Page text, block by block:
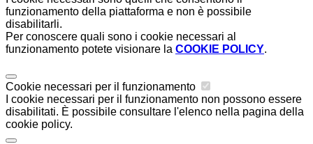
funzionamento della piattaforma e non è possibile
disabilitarli.
Per conoscere quali sono i cookie necessari al
funzionamento potete visionare la COOKIE POLICY.
Cookie necessari per il funzionamento
I cookie necessari per il funzionamento non possono essere
disabilitati. È possibile consultare l'elenco nella pagina della
cookie policy.